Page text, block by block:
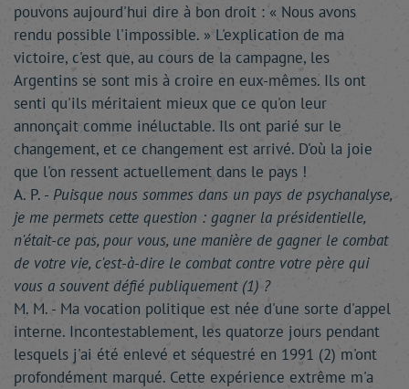
pouvons aujourd'hui dire à bon droit : « Nous avons
rendu possible l'impossible. » L'explication de ma
victoire, c'est que, au cours de la campagne, les
Argentins se sont mis à croire en eux-mêmes. Ils ont
senti qu'ils méritaient mieux que ce qu'on leur
annonçait comme inéluctable. Ils ont parié sur le
changement, et ce changement est arrivé. D'où la joie
que l'on ressent actuellement dans le pays !
A. P. - Puisque nous sommes dans un pays de psychanalyse,
je me permets cette question : gagner la présidentielle,
n'était-ce pas, pour vous, une manière de gagner le combat
de votre vie, c'est-à-dire le combat contre votre père qui
vous a souvent défié publiquement (1) ?
M. M. - Ma vocation politique est née d'une sorte d'appel
interne. Incontestablement, les quatorze jours pendant
lesquels j'ai été enlevé et séquestré en 1991 (2) m'ont
profondément marqué. Cette expérience extrême m'a